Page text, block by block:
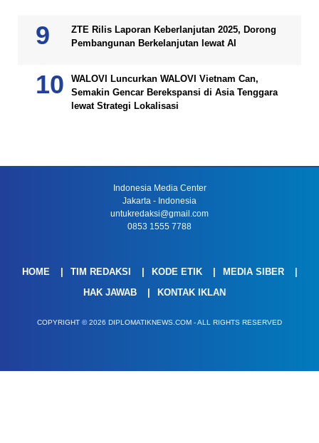
ZTE Rilis Laporan Keberlanjutan 2025, Dorong
Pembangunan Berkelanjutan lewat AI
WALOVI Luncurkan WALOVI Vietnam Can,
Semakin Gencar Berekspansi di Asia Tenggara
lewat Strategi Lokalisasi
Indonesia Media Center
Jakarta - Indonesia
untukredaksi@gmail.com
0853 1555 7788
HOME TIM REDAKSI KODE ETIK
MEDIA SIBER
HAK JAWAB
KONTAK IKLAN
COPYRIGHT © 2026 DIPLOMATIKNEWS.COM - ALL RIGHTS RESERVED